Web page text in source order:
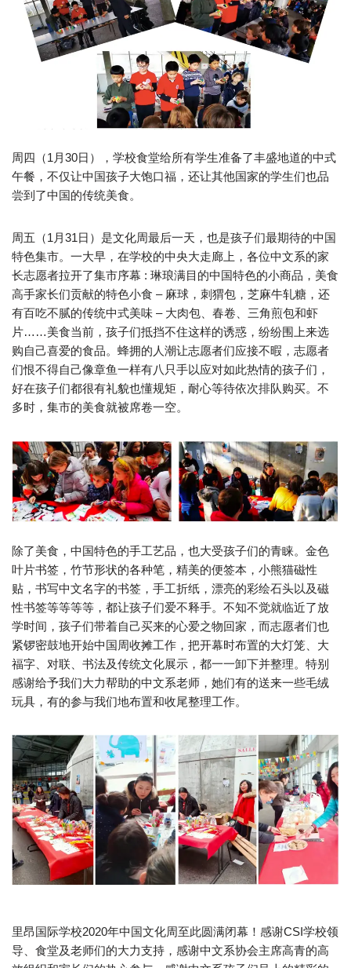
周四（1月30日），学校食堂给所有学生准备了丰盛地道的中式
午餐，不仅让中国孩子大饱口福，还让其他国家的学生们也品
尝到了中国的传统美食。
周五（1月31日）是文化周最后一天，也是孩子们最期待的中国
特色集市。一大早，在学校的中央大走廊上，各位中文系的家
长志愿者拉开了集市序幕 : 琳琅满目的中国特色的小商品，美食
高手家长们贡献的特色小食 – 麻球，刺猬包，芝麻牛轧糖，还
有百吃不腻的传统中式美味 – 大肉包、春卷、三角煎包和虾
片……美食当前，孩子们抵挡不住这样的诱惑，纷纷围上来选
购自己喜爱的食品。蜂拥的人潮让志愿者们应接不暇，志愿者
们恨不得自己像章鱼一样有八只手以应对如此热情的孩子们，
好在孩子们都很有礼貌也懂规矩，耐心等待依次排队购买。不
多时，集市的美食就被席卷一空。
除了美食，中国特色的手工艺品，也大受孩子们的青睐。金色
叶片书签，竹节形状的各种笔，精美的便签本，小熊猫磁性
贴，书写中文名字的书签，手工折纸，漂亮的彩绘石头以及磁
性书签等等等等，都让孩子们爱不释手。不知不觉就临近了放
学时间，孩子们带着自己买来的心爱之物回家，而志愿者们也
紧锣密鼓地开始中国周收摊工作，把开幕时布置的大灯笼、大
福字、对联、书法及传统文化展示，都一一卸下并整理。特别
感谢给予我们大力帮助的中文系老师，她们有的送来一些毛绒
玩具，有的参与我们地布置和收尾整理工作。
里昂国际学校2020年中国文化周至此圆满闭幕！感谢CSI学校领
导、食堂及老师们的大力支持，感谢中文系协会主席高青的高